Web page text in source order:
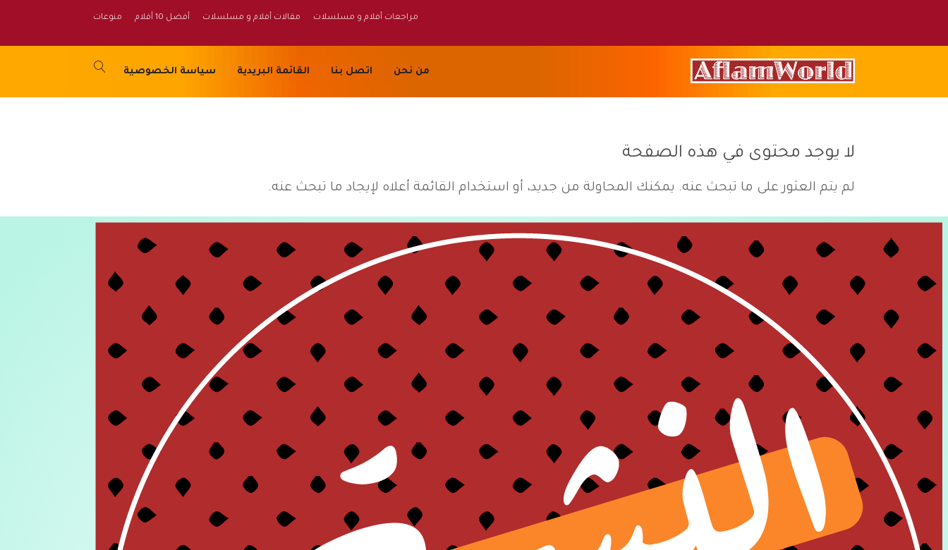
مراجعات أفلام و مسلسلات مقالات أفلام و مسلسلات أفضل 10 أفلام منوعات
من نحن اتصل بنا القائمة البريدية سياسة الخصوصية
لا يوجد محتوى في هذه الصفحة
لم يتم العثور على ما تبحث عنه. يمكنك المحاولة من جديد، أو استخدام القائمة أعلاه لإيجاد ما تبحث عنه.